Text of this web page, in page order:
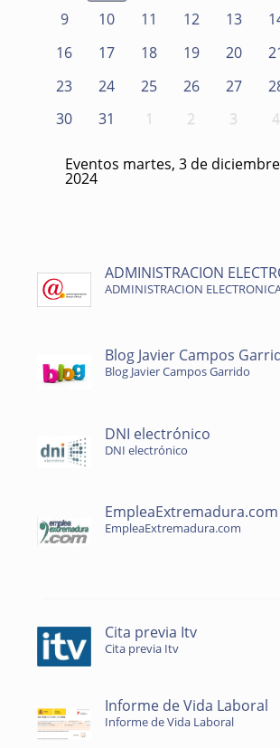
9
10 11 12 13
16
17 18 19 20
23
24 25 26 27
30
31 1 2 3 4
Eventos martes, 3 de
2024
ADMINISTRACION
ADMINISTRACION
Blog Javier Campos
Blog Javier Campos Garrido
DNI electrónico
DNI electrónico
EmpleaExtremadura.com
EmpleaExtremadura.com
Cita previa Itv
Cita previa Itv
Informe de Vida Laboral
Informe de Vida Laboral